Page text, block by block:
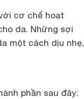
cơ chế hoạt
da. Những sợi
một cách dịu nhẹ,
phần sau đây: